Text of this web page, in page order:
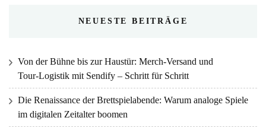
NEUESTE BEITRÄGE
Von der Bühne bis zur Haustür: Merch‑Versand und
Tour‑Logistik mit Sendify – Schritt für Schritt
Die Renaissance der Brettspielabende: Warum analoge Spiele
im digitalen Zeitalter boomen